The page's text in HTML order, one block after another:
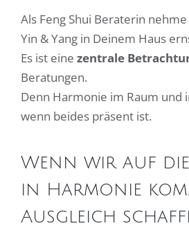
Als Feng Shui Beraterin nehme
Yin & Yang in Deinem Haus
Es ist eine zentrale
Beratungen.
Denn Harmonie im Raum und
wenn beides präsent ist.
Wenn wir auf
in Harmonie
Ausgleich